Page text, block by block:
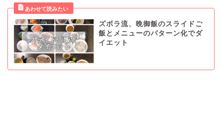
ズボラ流、晩御飯のスライドご
飯とメニューのパターン化でダ
イエット